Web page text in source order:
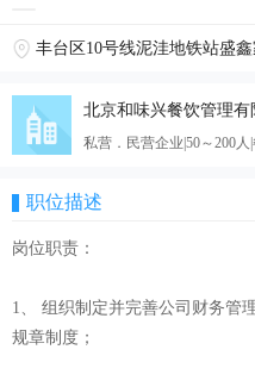
丰台区10号线泥洼地铁站盛
北京和味兴餐饮管理有
私营．民营企业|50～200人
职位描述
岗位职责：
1、 组织制定并完善公司财务管
规章制度；